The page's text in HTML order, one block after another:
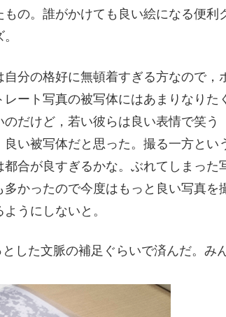
もの。誰がかけても良い絵になる便利
自分の格好に無頓着すぎる方なので，
レート写真の被写体にはあまりなりた
のだけど，若い彼らは良い表情で笑う
良い被写体だと思った。撮る一方とい
都合が良すぎるかな。ぶれてしまった
多かったので今度はもっと良い写真を
ようにしないと。
した文脈の補足ぐらいで済んだ。み